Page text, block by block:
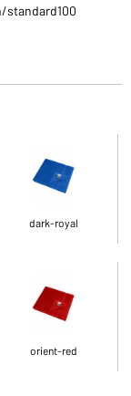
standard100
dark-royal
orient-red